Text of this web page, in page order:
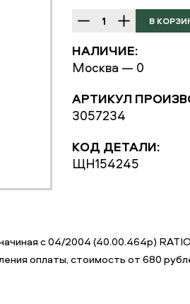
НАЛИЧИЕ:
Москва — 0
АРТИКУЛ
3057234
КОД ДЕТАЛИ:
ЩН154245
с 04/2004 (40.00.464p)
оплаты, стоимость от 680